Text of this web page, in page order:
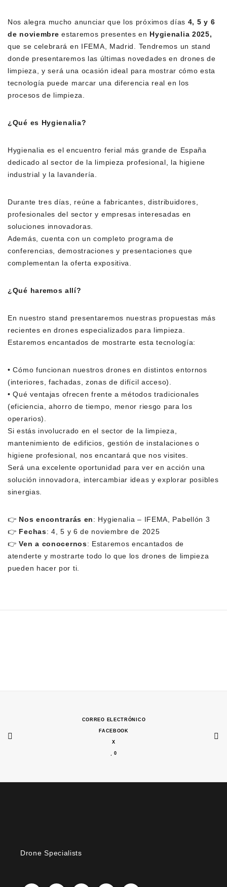
Nos alegra mucho anunciar que los próximos días 4, 5 y 6
de noviembre estaremos presentes en Hygienalia 2025,
que se celebrará en IFEMA, Madrid
. Tendremos un stand
donde presentaremos las últimas novedades en drones de
limpieza
, y será una ocasión ideal para mostrar cómo esta
tecnología puede marcar una diferencia real en los
procesos de limpieza.
¿Qué es Hygienalia?
Hygienalia es el encuentro ferial más grande de España
dedicado al sector de la limpieza profesional, la higiene
industrial y la lavandería.
Durante tres días, reúne a fabricantes, distribuidores,
profesionales del sector y empresas interesadas en
soluciones innovadoras.
Además, cuenta con un completo programa de
conferencias, demostraciones y presentaciones que
complementan la oferta expositiva.
¿Qué haremos allí?
En nuestro stand presentaremos nuestras propuestas más
recientes en drones especializados para limpieza.
Estaremos encantados de mostrarte esta tecnología:
•Cómo funcionan nuestros drones en distintos entornos
(interiores, fachadas, zonas de difícil acceso).
•Qué ventajas ofrecen frente a métodos tradicionales
(eficiencia, ahorro de tiempo, menor riesgo para los
operarios).
Si estás involucrado en el sector de la limpieza,
mantenimiento de edificios, gestión de instalaciones o
higiene profesional, nos encantará que nos visites.
Será una excelente oportunidad para ver en acción una
solución innovadora, intercambiar ideas y explorar posibles
sinergias.
👉 Nos encontrarás en: Hygienalia – IFEMA, Pabellón 3
👉 Fechas: 4, 5 y 6 de noviembre de 2025
👉 Ven a conocernos: Estaremos encantados de
atenderte y mostrarte todo lo que los drones de limpieza
pueden hacer por ti.
CORREO ELECTRÓNICO
FACEBOOK
X
0
Drone Specialists